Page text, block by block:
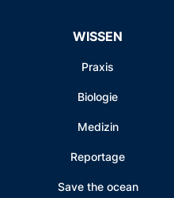
WISSEN
Praxis
Biologie
Medizin
Reportage
Save the ocean